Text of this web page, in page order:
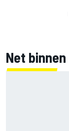
Net binnen